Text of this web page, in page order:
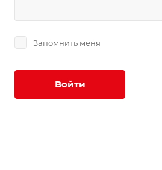
Запомнить меня
Войти